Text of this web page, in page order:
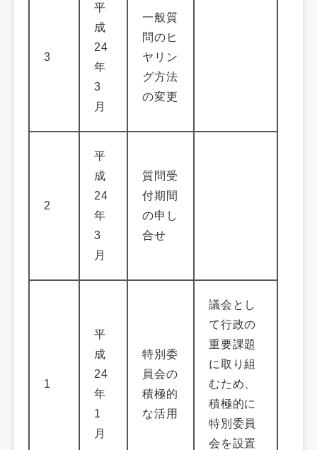
3
平
成
24
年
3
月
一般質
問のヒ
ヤリン
グ方法
の変更
2
平
成
24
年
3
月
質問受
付期間
の申し
合せ
1
平
成
24
年
1
月
特別委
員会の
積極的
な活用
議会とし
て行政の
重要課題
に取り組
むため、
積極的に
特別委員
会を設置